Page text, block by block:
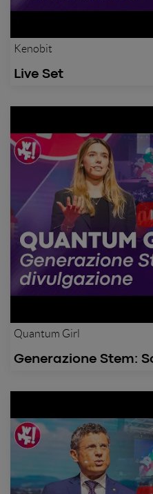
Kenobit
Live Set
Quantum Girl
Generazione Stem: